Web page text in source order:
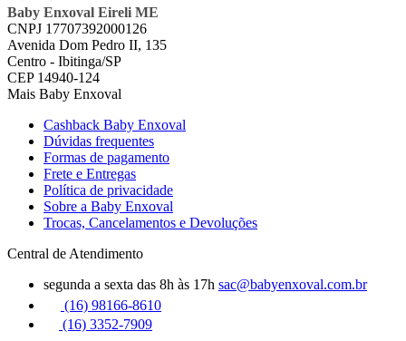
Baby Enxoval Eireli ME
CNPJ 17707392000126
Avenida Dom Pedro II, 135
Centro - Ibitinga/SP
CEP 14940-124
Mais Baby Enxoval
Cashback Baby Enxoval
Dúvidas frequentes
Formas de pagamento
Frete e Entregas
Política de privacidade
Sobre a Baby Enxoval
Trocas, Cancelamentos e Devoluções
Central de Atendimento
segunda a sexta das 8h às 17h sac@babyenxoval.com.br
(16) 98166-8610
(16) 3352-7909